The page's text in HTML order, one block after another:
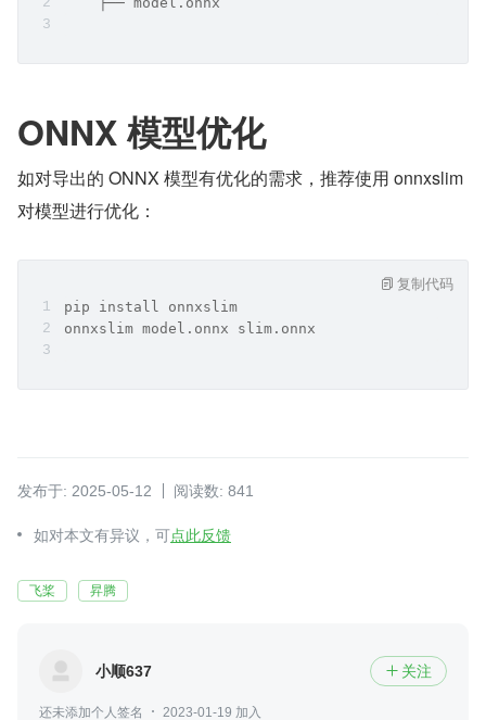
ONNX 模型优化
如对导出的 ONNX 模型有优化的需求，推荐使用 onnxslim
对模型进行优化：
pip install onnxslim
onnxslim model.onnx slim.onnx
复制代码
发布于: 2025-05-12 阅读数: 841
如对本文有异议，可点此反馈
飞桨 昇腾
小顺637  关注
还未添加个人签名 2023-01-19 加入